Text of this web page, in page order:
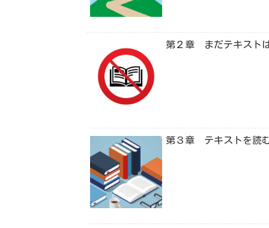
第２章 まだテキストは
第３章 テキストを読